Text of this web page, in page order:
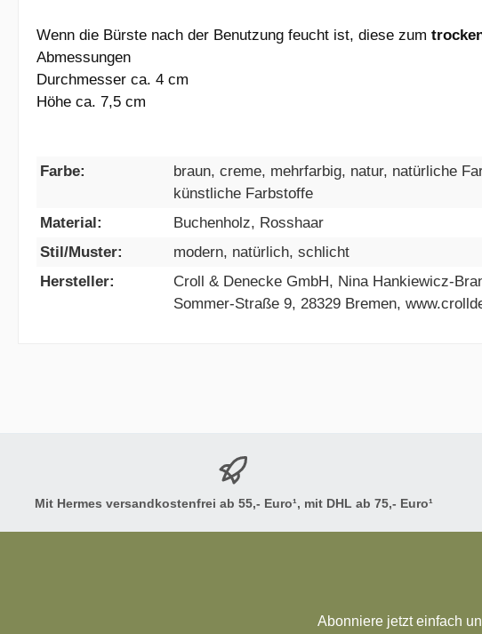
Wenn die Bürste nach der Benutzung feucht ist, diese zum
Abmessungen
Durchmesser ca. 4 cm
Höhe ca. 7,5 cm
Farbe:
braun, creme, mehrfarbig, natur, natürliche
künstliche Farbstoffe
Material:
Buchenholz, Rosshaar
Stil/Muster:
modern, natürlich, schlicht
Hersteller:
Croll & Denecke GmbH, Nina Hankiewicz-
Sommer-Straße 9, 28329 Bremen,
Mit Hermes versandkostenfrei ab 55,- Euro¹, mit DHL ab 75,- Euro¹
Abonniere jetzt einfach